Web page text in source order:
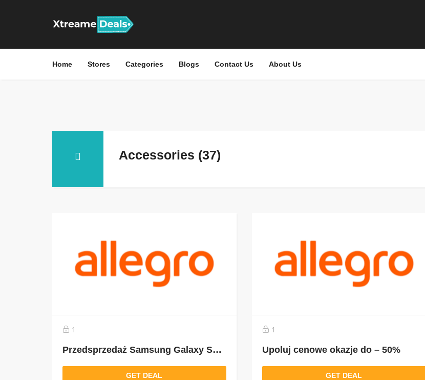
Home Stores Categories Blogs Contact Us About Us
Accessories (37)
1
Przedsprzedaż Samsung Galaxy S22. Zamów już dziś i odbierz Galaxy Buds Pro oraz nawet do 3000 zł zwrotu za Twój obecny smartfon!
GET DEAL
1
Upoluj cenowe okazje do – 50%
GET DEAL